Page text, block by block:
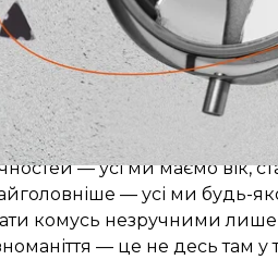
пересічної більшості на
— усі ми маємо вік,
— усі ми будь-
комусь незручними лише
— це не десь там у